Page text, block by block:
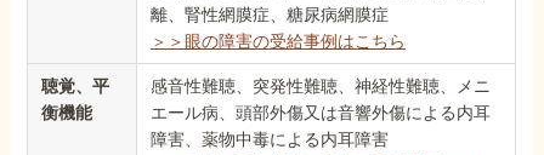
離、腎性網膜症、糖尿病網膜症
＞＞眼の障害の受給事例はこちら
聴覚、平
衡機能
感音性難聴、突発性難聴、神経性難聴、メニ
エール病、頭部外傷又は音響外傷による内耳
障害、薬物中毒による内耳障害